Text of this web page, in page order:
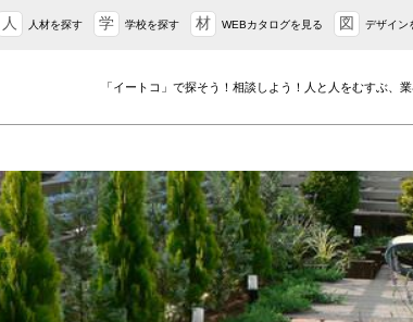
人 人材を探す 学 学校を探す 材 WEBカタログを見る 図 デザイン
「イートコ」で探そう！相談しよう！人と人をむすぶ、